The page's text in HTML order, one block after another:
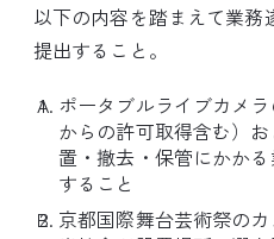
以下の内容を踏まえて業務
提出すること。
ポータブルライブカメ
からの許可取得含む）
置・撤去・保管にかか
すること
京都国際舞台芸術祭の